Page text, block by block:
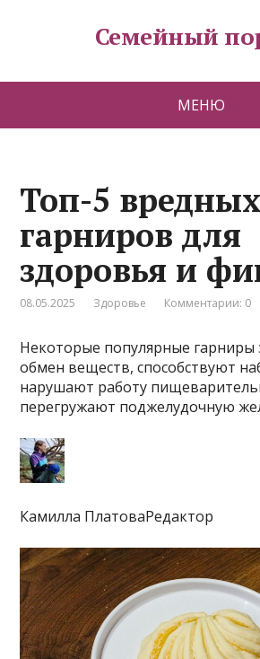
Семейный
МЕНЮ
Топ-5 вредных
гарниров для
здоровья и
08.05.2025 Здоровье Комментарии: 0
Некоторые популярные гарниры
обмен веществ, способствуют
нарушают работу
перегружают поджелудочную
Камилла ПлатоваРедактор